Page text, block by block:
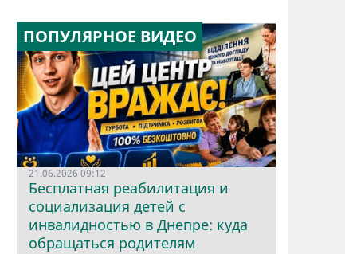
ПОПУЛЯРНОЕ ВИДЕО
21.06.2026 09:12
Бесплатная реабилитация и
социализация детей с
инвалидностью в Днепре: куда
обращаться родителям